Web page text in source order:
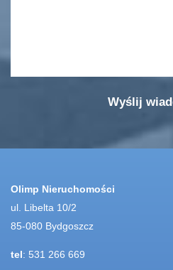
Olimp Nieruchomości
ul. Libelta 10/2
85-080 Bydgoszcz
tel: 531 266 669